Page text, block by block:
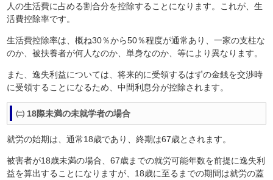
人の生活費に占める割合分を控除することになります。これが、生
活費控除率です。
生活費控除率は、概ね30％から50％程度が通常あり、一家の支柱な
のか、被扶養者が何人なのか、単身なのか、等により異なります。
また、逸失利益については、将来的に受領するはずの金銭を交渉時
に受領することになるため、中間利息分が控除されます。
㈡ 18際未満の未就学者の場合
就労の始期は、通常18歳であり、終期は67歳とされます。
被害者が18歳未満の場合、67歳までの就労可能年数を前提に逸失利
益を算出することになりますが、18歳に至るまでの期間は就労の蓋